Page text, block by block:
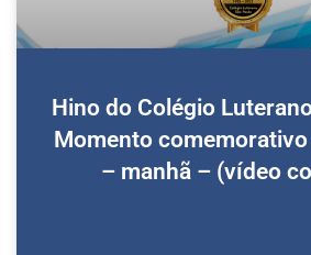
Hino do Colégio
Momento
– manhã – (vídeo